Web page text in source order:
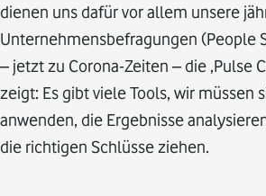
dienen uns dafür vor allem unsere
Unternehmensbefragungen (People
– jetzt zu Corona-Zeiten – die ‚Pulse
zeigt: Es gibt viele Tools, wir müssen
anwenden, die Ergebnisse
die richtigen Schlüsse ziehen.